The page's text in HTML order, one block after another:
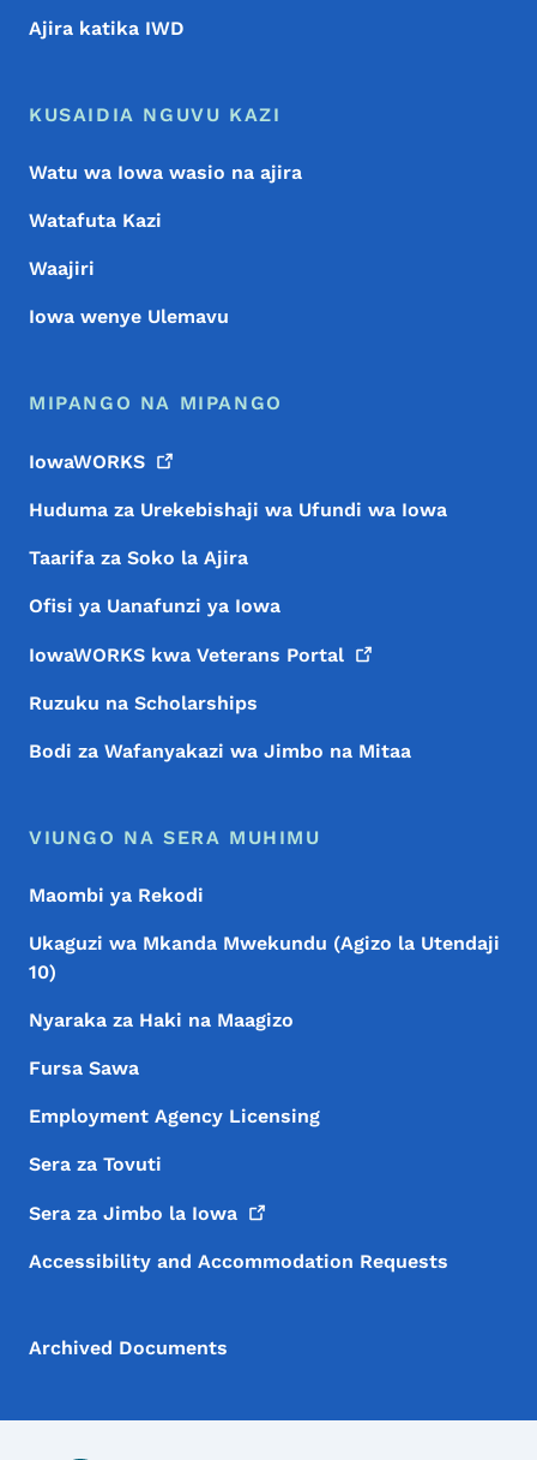
Ajira katika IWD
KUSAIDIA NGUVU KAZI
Watu wa Iowa wasio na ajira
Watafuta Kazi
Waajiri
Iowa wenye Ulemavu
MIPANGO NA MIPANGO
IowaWORKS
Huduma za Urekebishaji wa Ufundi wa Iowa
Taarifa za Soko la Ajira
Ofisi ya Uanafunzi ya Iowa
IowaWORKS kwa Veterans Portal
Ruzuku na Scholarships
Bodi za Wafanyakazi wa Jimbo na Mitaa
VIUNGO NA SERA MUHIMU
Maombi ya Rekodi
Ukaguzi wa Mkanda Mwekundu (Agizo la Utendaji
10)
Nyaraka za Haki na Maagizo
Fursa Sawa
Employment Agency Licensing
Sera za Tovuti
Sera za Jimbo la Iowa
Accessibility and Accommodation Requests
Archived Documents